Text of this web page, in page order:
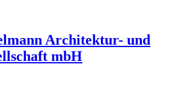
Architektur- und
mbH